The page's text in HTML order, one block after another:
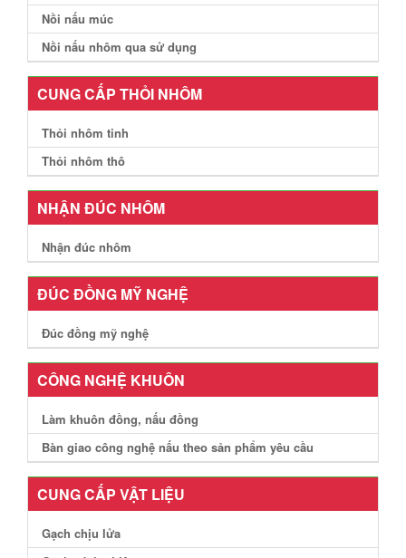
Nồi nấu múc
Nồi nấu nhôm qua sử dụng
CUNG CẤP THỎI NHÔM
Thỏi nhôm tinh
Thỏi nhôm thô
NHẬN ĐÚC NHÔM
Nhận đúc nhôm
ĐÚC ĐỒNG MỸ NGHỆ
Đúc đồng mỹ nghệ
CÔNG NGHỆ KHUÔN
Làm khuôn đồng, nấu đồng
Bàn giao công nghệ nấu theo sản phẩm yêu cầu
CUNG CẤP VẬT LIỆU
Gạch chịu lửa